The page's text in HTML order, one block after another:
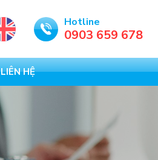
Hotline
0903 659 678
LIÊN HỆ